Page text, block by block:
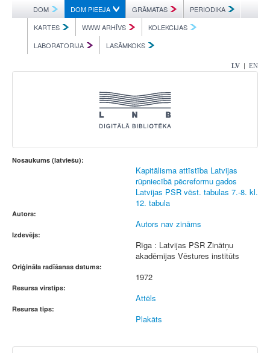
DOM DOM PIEEJA GRĀMATAS
PERIODIKA
KARTES
WWW ARHĪVS
KOLEKCIJAS
LABORATORIJA
LASĀMKOKS
LV | EN
Nosaukums (latviešu):
Kapitālisma attīstība Latvijas
rūpniecībā pēcreformu gados
Latvijas PSR vēst. tabulas 7.-8. kl.
12. tabula
Autors:
Autors nav zināms
Izdevējs:
Rīga : Latvijas PSR Zinātņu
akadēmijas Vēstures institūts
Oriģināla radīšanas datums:
1972
Resursa virstips:
Attēls
Resursa tips:
Plakāts